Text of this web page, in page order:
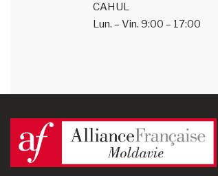
CAHUL
Lun. – Vin. 9:00 – 17:00